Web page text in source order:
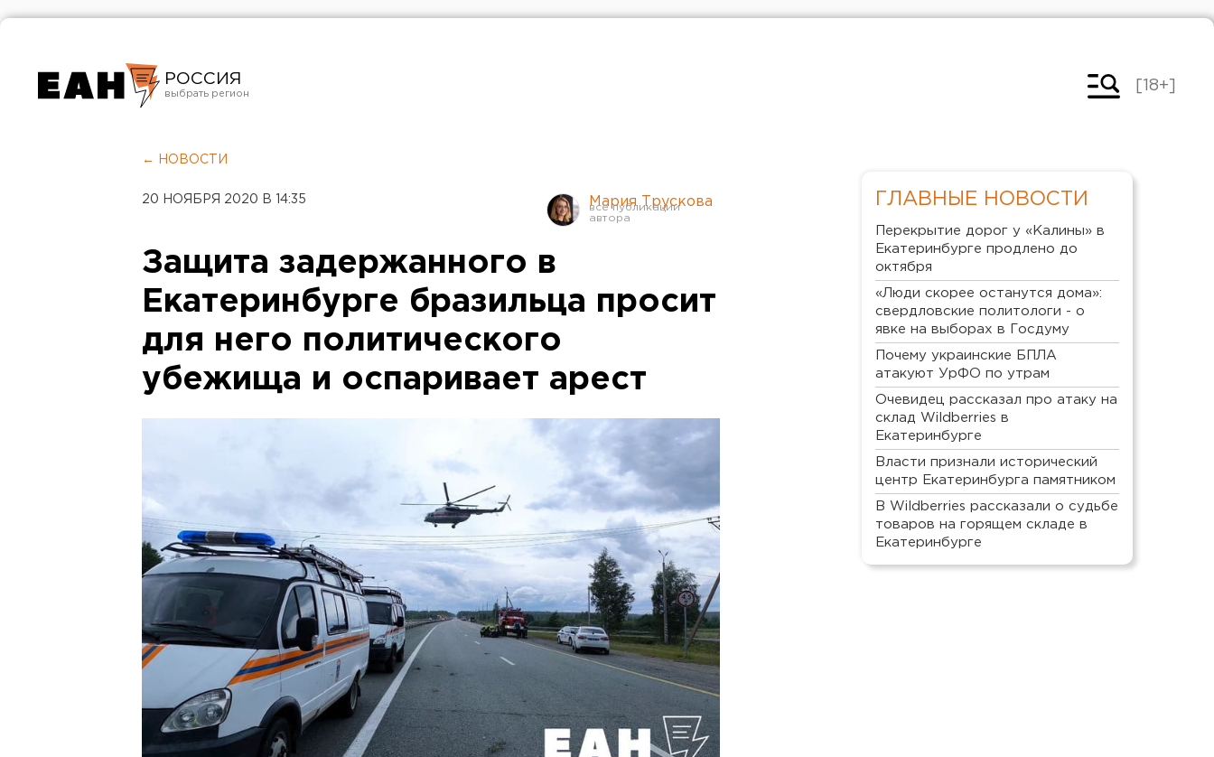
РОССИЯ
Челябинск
[18+]
← НОВОСТИ
20 НОЯБРЯ 2020 В 14:35 Мария Трускова
Защита задержанного в
Екатеринбурге бразильца просит
для него политического
убежища и оспаривает арест
ГЛАВНЫЕ НОВОСТИ
Перекрытие дорог у «Калины» в
Екатеринбурге продлено до
октября
«Люди скорее останутся дома»:
свердловские политологи - о
явке на выборах в Госдуму
Почему украинские БПЛА
атакуют УрФО по утрам
Очевидец рассказал про атаку на
склад Wildberries в
Екатеринбурге
Власти признали исторический
центр Екатеринбурга памятником
В Wildberries рассказали о судьбе
товаров на горящем складе в
Екатеринбурге